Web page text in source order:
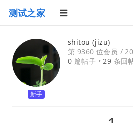
测试之家
新手
shitou (jizu)
第 9360 位会员 /
0 篇帖子 •29 条回